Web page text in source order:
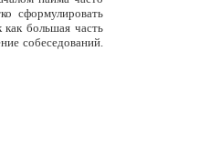
сформулировать
как большая часть
собеседований.